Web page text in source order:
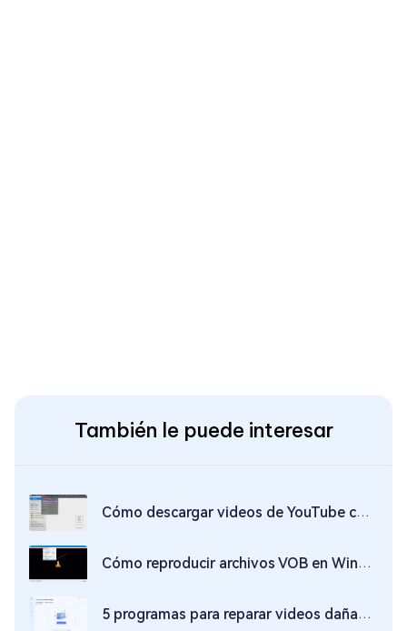
También le puede interesar
Cómo descargar videos de YouTube con VLC en 2026
Cómo reproducir archivos VOB en Windows 10
5 programas para reparar videos dañados mp4 y mov